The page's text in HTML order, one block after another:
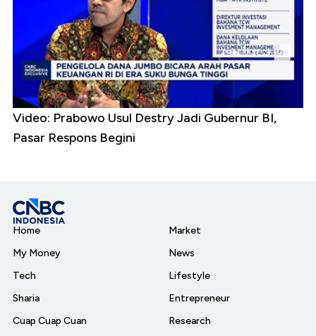
Video: Prabowo Usul Destry Jadi Gubernur BI,
Pasar Respons Begini
Home
My Money
Tech
Sharia
Cuap Cuap Cuan
Market
News
Lifestyle
Entrepreneur
Research